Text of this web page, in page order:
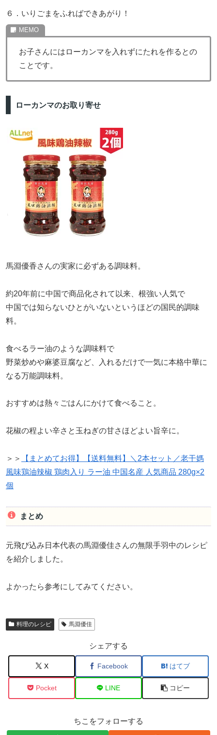
６．いりごまをふればできあがり！
お子さんにはローカンマを入れずにたれを作るとの
ことです。
ローカンマのお取り寄せ
馬淵優香さんの実家に必ずある調味料。
約20年前に中国で商品化されて以来、根強い人気で
中国では知らないひとがいないというほどの国民的調味
料。
食べるラー油のような調味料で
野菜炒めや麻婆豆腐など、入れるだけで一気に本格中華に
なる万能調味料。
おすすめは熱々ごはんにかけて食べること。
花椒の程よい辛さと玉ねぎの甘さほどよい旨辛に。
＞＞
【まとめてお得】【送料無料】＼2本セット／老干媽
風味鶏油辣椒 鶏肉入り ラー油 中国名産 人気商品 280g×2
個
まとめ
元飛び込み日本代表の馬淵優佳さんの無限手羽中のレシピ
を紹介しました。
よかったら参考にしてみてください。
料理のレシピ 馬淵優佳
シェアする
X Facebook はてブ
Pocket LINE コピー
ちこをフォローする